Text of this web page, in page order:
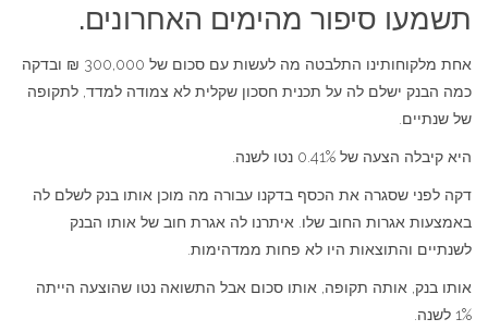
תשמעו סיפור מהימים האחרונים.
אחת מלקוחותינו התלבטה מה לעשות עם סכום של 300,000 ₪ ובדקה
כמה הבנק ישלם לה על תכנית חסכון שקלית לא צמודה למדד, לתקופה
של שנתיים.
היא קיבלה הצעה של 0.41% נטו לשנה.
דקה לפני שסגרה את הכסף בדקנו עבורה מה מוכן אותו בנק לשלם לה
באמצעות אגרות החוב שלו. איתרנו לה אגרת חוב של אותו הבנק
לשנתיים והתוצאות היו לא פחות ממדהימות.
אותו בנק, אותה תקופה, אותו סכום אבל התשואה נטו שהוצעה הייתה
1% לשנה.